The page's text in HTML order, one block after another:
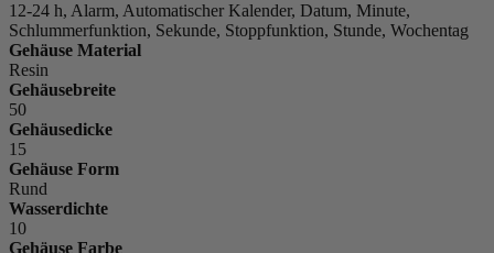
12-24 h, Alarm, Automatischer Kalender, Datum, Minute,
Schlummerfunktion, Sekunde, Stoppfunktion, Stunde, Wochentag
Gehäuse Material
Resin
Gehäusebreite
50
Gehäusedicke
15
Gehäuse Form
Rund
Wasserdichte
10
Gehäuse Farbe